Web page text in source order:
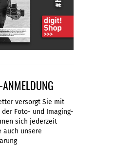
ANMELDUNG
versorgt Sie mit
Foto- und Imaging-
sich jederzeit
auch unsere